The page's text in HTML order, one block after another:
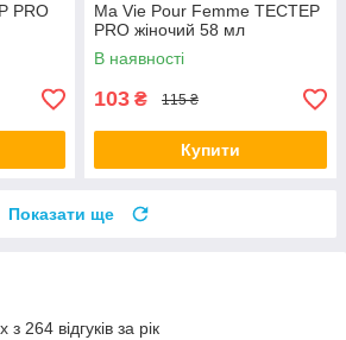
PRO
Ma Vie Pour Femme ТЕСТЕР
PRO жіночий 58 мл
В наявності
103 ₴ 115 ₴
Купити
Показати ще
264 відгуків за рік